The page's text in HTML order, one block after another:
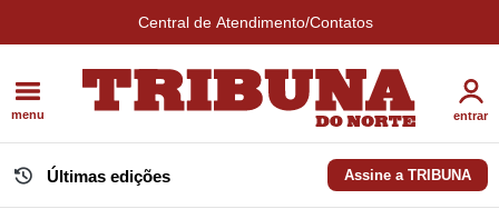
Central de Atendimento/Contatos
menu entrar
Últimas edições Assine a TRIBUNA